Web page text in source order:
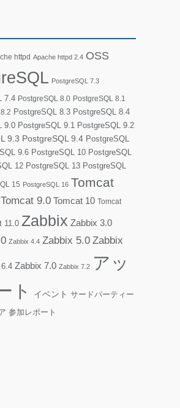
httpd Apache httpd 2.4 OSS
PostgreSQL 7.3
7.4 PostgreSQL 8.0 PostgreSQL 8.1
PostgreSQL 8.3 PostgreSQL 8.4
9.0 PostgreSQL 9.1 PostgreSQL 9.2
9.3 PostgreSQL 9.4 PostgreSQL
9.6 PostgreSQL 10 PostgreSQL
12 PostgreSQL 13 PostgreSQL
15 PostgreSQL 16 Tomcat
Tomcat 9.0 Tomcat 10 Tomcat
11.0 Zabbix Zabbix 3.0
Zabbix 4.4 Zabbix 5.0 Zabbix
Zabbix 7.0 Zabbix 7.2 アッ
ト
イベント サードパーティー
参加レポート